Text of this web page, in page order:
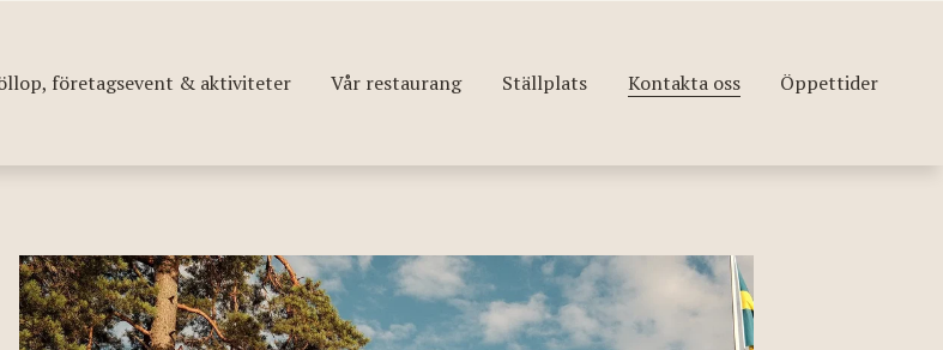
företagsevent & aktiviteter Vår restaurang Ställplats Kontakta oss Öppettider